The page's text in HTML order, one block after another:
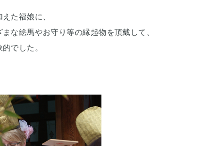
た福娘に、
な絵馬やお守り等の縁起物を頂戴して、
でした。